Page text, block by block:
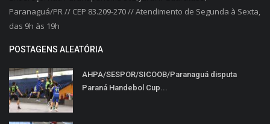
Paranaguá/PR // CEP 83.209-270 // Atendimento de Segunda à Sexta,
das 9h às 19h
POSTAGENS ALEATÓRIA
AHPA/SESPOR/SICOOB/Paranaguá disputa
Paraná Handebol Cup...